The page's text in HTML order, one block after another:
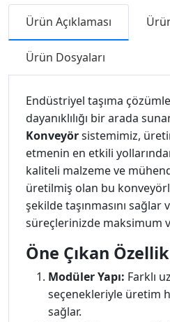
Ürün Açıklaması
Ürün Dosyaları
Endüstriyel taşıma
dayanıklılığı bir arada
Konveyörsistemimiz,
etmenin en etkili
kaliteli malzeme ve
üretilmiş olan bu
şekilde taşınmasını sağlar
süreçlerinizde maksimum
Öne Çıkan
Modüler Yapı: Farklı
seçenekleriyle üretim
sağlar.